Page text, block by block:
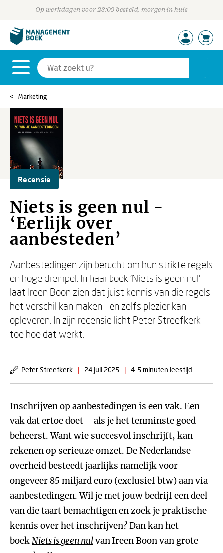
Op werkdagen voor 23:00 besteld, morgen in huis
Marketing
Recensie
Niets is geen nul -
‘Eerlijk over
aanbesteden’
Aanbestedingen zijn berucht om hun strikte regels
en hoge drempel. In haar boek ‘Niets is geen nul’
laat Ireen Boon zien dat juist kennis van die regels
het verschil kan maken – en zelfs plezier kan
opleveren. In zijn recensie licht Peter Streefkerk
toe hoe dat werkt.
Peter Streefkerk | 24 juli 2025 | 4-5 minuten leestijd
Inschrijven op aanbestedingen is een vak. Een
vak dat ertoe doet – als je het tenminste goed
beheerst. Want wie succesvol inschrijft, kan
rekenen op serieuze omzet. De Nederlandse
overheid besteedt jaarlijks namelijk voor
ongeveer 85 miljard euro (exclusief btw) aan via
aanbestedingen. Wil je met jouw bedrijf een deel
van die taart bemachtigen en zoek je praktische
kennis over het inschrijven? Dan kan het
boekNiets is geen nulvan Ireen Boon van grote